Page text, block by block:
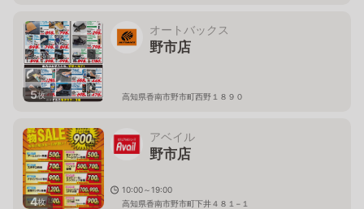
5枚
オートバックス
野市店
高知県香南市野市町西野１８９０
4枚
アベイル
野市店
10:00～19:00
高知県香南市野市町下井４８１−１